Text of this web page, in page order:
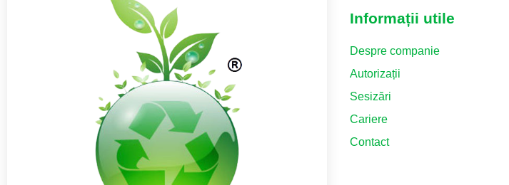
Informații utile
Despre companie
Autorizații
Sesizări
Cariere
Contact